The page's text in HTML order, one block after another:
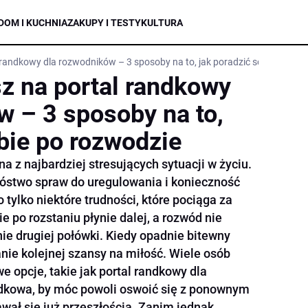
I KUCHNIAZAKUPY I TESTYKULTURA
dla rozwodników – 3 sposoby na to, jak poradzić sobie po
na portal randkowy
– 3 sposoby na to,
po rozwodzie
z najbardziej stresujących sytuacji w życiu.
spraw do uregulowania i konieczność
tylko niektóre trudności, które pociąga za
po rozstaniu płynie dalej, a rozwód nie
drugiej połówki. Kiedy opadnie bitewny
kolejnej szansy na miłość. Wiele osób
opcje, takie jak portal randkowy dla
by móc powoli oswoić się z ponownym